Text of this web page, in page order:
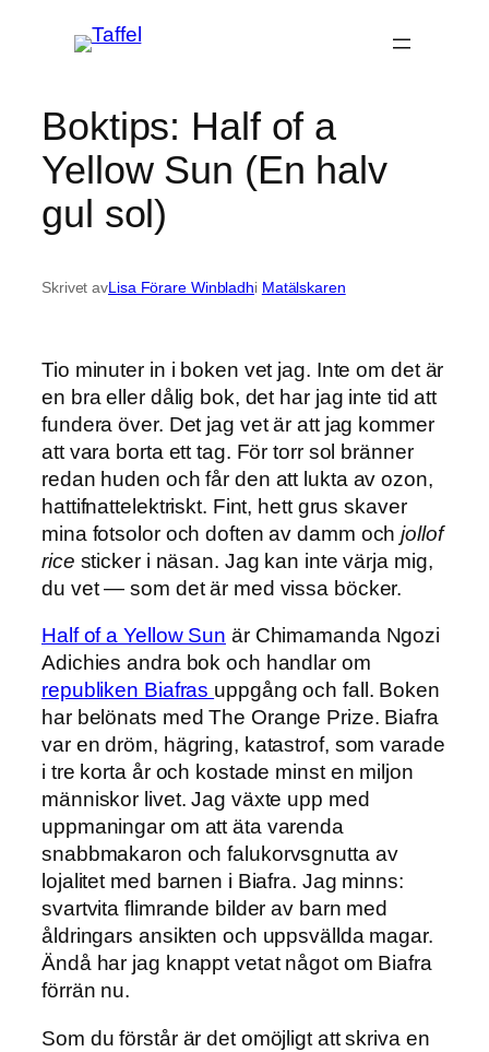
Boktips: Half of a
Yellow Sun (En halv
gul sol)
Skrivet avLisa Förare Winbladhi Matälskaren
Tio minuter in i boken vet jag. Inte om det är
en bra eller dålig bok, det har jag inte tid att
fundera över. Det jag vet är att jag kommer
att vara borta ett tag. För torr sol bränner
redan huden och får den att lukta av ozon,
hattifnattelektriskt. Fint, hett grus skaver
mina fotsolor och doften av damm ochjollof
rice sticker i näsan. Jag kan inte värja mig,
du vet — som det är med vissa böcker.
Half of a Yellow Sun är Chimamanda Ngozi
Adichies andra bok och handlar om
republiken Biafras uppgång och fall. Boken
har belönats med The Orange Prize. Biafra
var en dröm, hägring, katastrof, som varade
i tre korta år och kostade minst en miljon
människor livet. Jag växte upp med
uppmaningar om att äta varenda
snabbmakaron och falukorvsgnutta av
lojalitet med barnen i Biafra. Jag minns:
svartvita flimrande bilder av barn med
åldringars ansikten och uppsvällda magar.
Ändå har jag knappt vetat något om Biafra
förrän nu.
Som du förstår är det omöjligt att skriva en